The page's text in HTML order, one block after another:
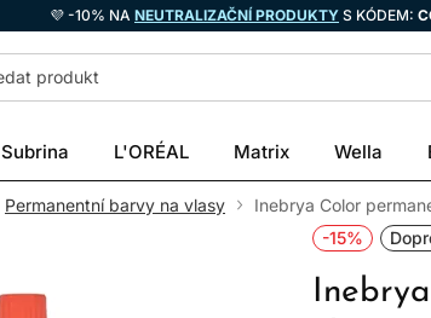
💜 -10% NA NEUTRALIZAČNÍ PRODUKTY S KÓDEM:
Subrina L'ORÉAL Matrix Wella
Permanentní barvy na vlasy
Inebrya Color
-15%